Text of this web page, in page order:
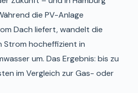
die PV-Anlage
Dach liefert, wandelt die
Strom hocheffizient in
um. Das Ergebnis: bis zu
im Vergleich zur Gas- oder